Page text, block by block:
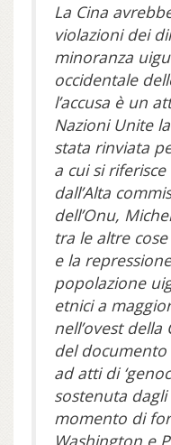
La Cina
violazioni dei
minoranza
occidentale
l’accusa è un
Nazioni Unite
stata rinviata
a cui si
dall’Alta
dell’Onu,
tra le altre
e la
popolazione
etnici a
nell’ovest
del
ad atti di
sostenuta
momento di
Washington e